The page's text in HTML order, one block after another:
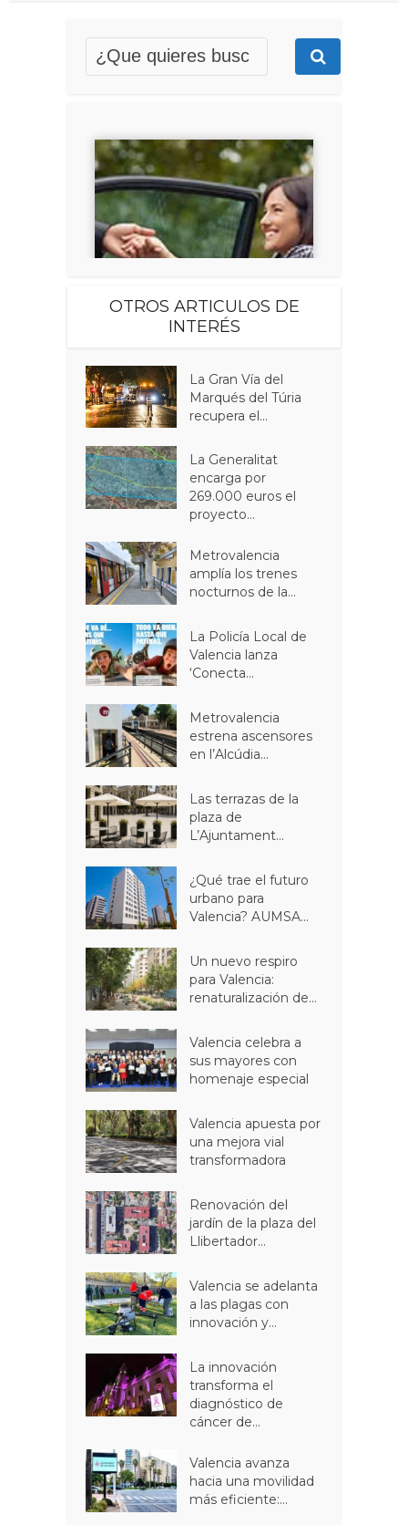
OTROS ARTICULOS DE
INTERÉS
La Gran Vía del
Marqués del Túria
recupera el...
La Generalitat
encarga por
269.000 euros el
proyecto...
Metrovalencia
amplía los trenes
nocturnos de la...
La Policía Local de
Valencia lanza
‘Conecta...
Metrovalencia
estrena ascensores
en l’Alcúdia...
Las terrazas de la
plaza de
L’Ajuntament...
¿Qué trae el futuro
urbano para
Valencia? AUMSA...
Un nuevo respiro
para Valencia:
renaturalización de...
Valencia celebra a
sus mayores con
homenaje especial
Valencia apuesta por
una mejora vial
transformadora
Renovación del
jardín de la plaza del
Llibertador...
Valencia se adelanta
a las plagas con
innovación y...
La innovación
transforma el
diagnóstico de
cáncer de...
Valencia avanza
hacia una movilidad
más eficiente:...